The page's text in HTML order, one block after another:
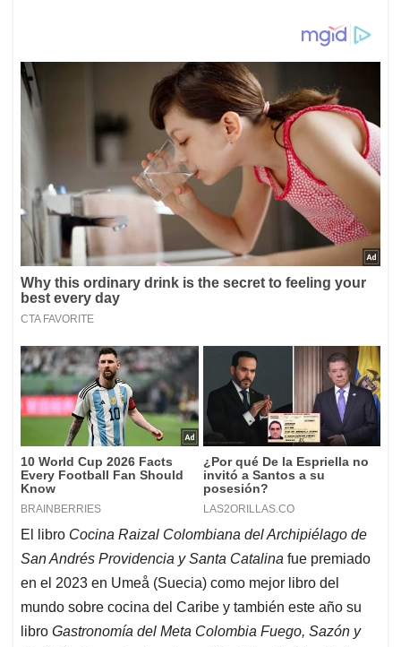
El libro Cocina Raizal Colombiana del Archipiélago de
San Andrés Providencia y Santa Catalina fue premiado
en el 2023 en Umeå (Suecia) como mejor libro del
mundo sobre cocina del Caribe y también este año su
libro Gastronomía del Meta Colombia Fuego, Sazón y